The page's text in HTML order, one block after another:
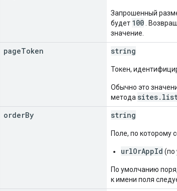
Запрошенный
будет 100 .
значение.
pageToken string
Токен,
Обычно это
метода
orderBy string
Поле, по которому
urlOrAppId (по
По умолчанию
к имени поля